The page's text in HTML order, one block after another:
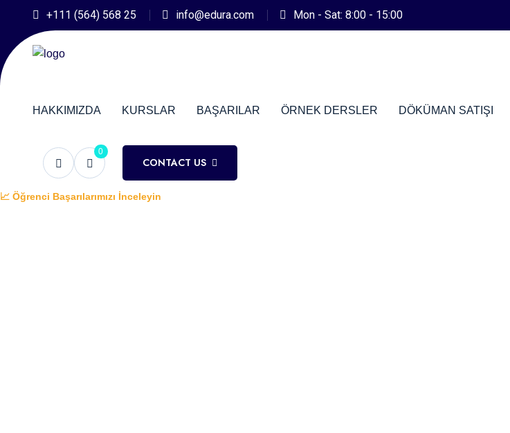
+111 (564) 568 25 info@edura.com Mon - Sat: 8:00 - 15:00
HAKKIMIZDA KURSLAR BAŞARILAR ÖRNEK DERSLER DÖKÜMAN SATIŞI
0
CONTACT US
📈 Öğrenci Başarılarımızı İnceleyin